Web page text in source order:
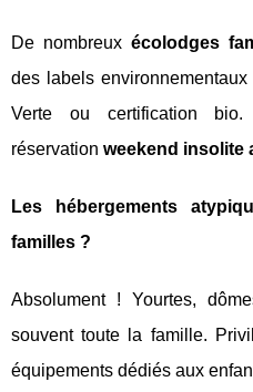
De nombreuxécolodges
des labels
Verte ou certification
réservation weekend insolite
Les hébergements
familles ?
Absolument ! Yourtes,
souvent toute la famille.
équipements dédiés aux